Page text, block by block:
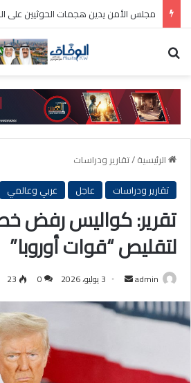
مجلس الأمن يدين هجمات الحوثيين على
الرئيسية/تقارير ودراسات
تقارير ودراسات
عاجل عربي وعالمي
تقرير: كواليس رفض
لتقليص “قوات أوروبا”
admin
أرسل
إلكترونيا
3 يوليو، 2026 0
23